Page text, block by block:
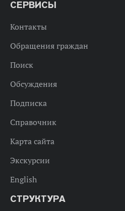
СЕРВИСЫ
Контакты
Обращения граждан
Поиск
Обсуждения
Подписка
Справочник
Карта сайта
Экскурсии
English
СТРУКТУРА